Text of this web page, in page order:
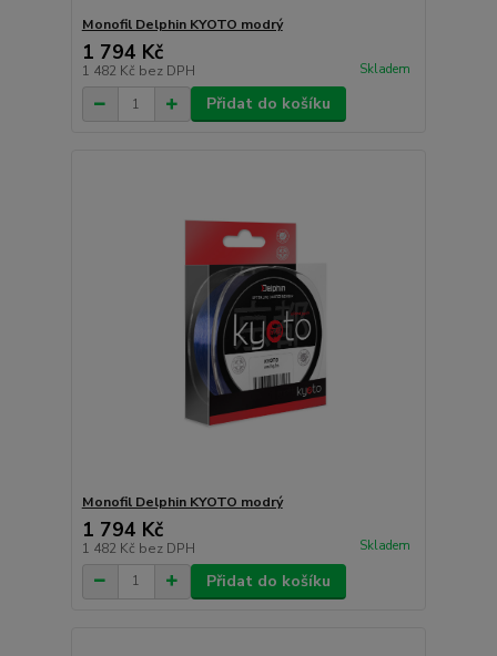
Monofil Delphin KYOTO modrý
1 794 Kč
1 482 Kč bez DPH Skladem
Přidat do košíku
Monofil Delphin KYOTO modrý
1 794 Kč
1 482 Kč bez DPH Skladem
Přidat do košíku